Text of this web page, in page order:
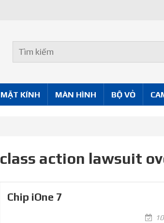
MẶT KÍNH MÀN HÌNH BỘ VỎ
class action lawsuit
Chip iOne 7